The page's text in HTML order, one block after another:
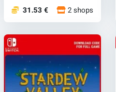
31.53 € 2 shops